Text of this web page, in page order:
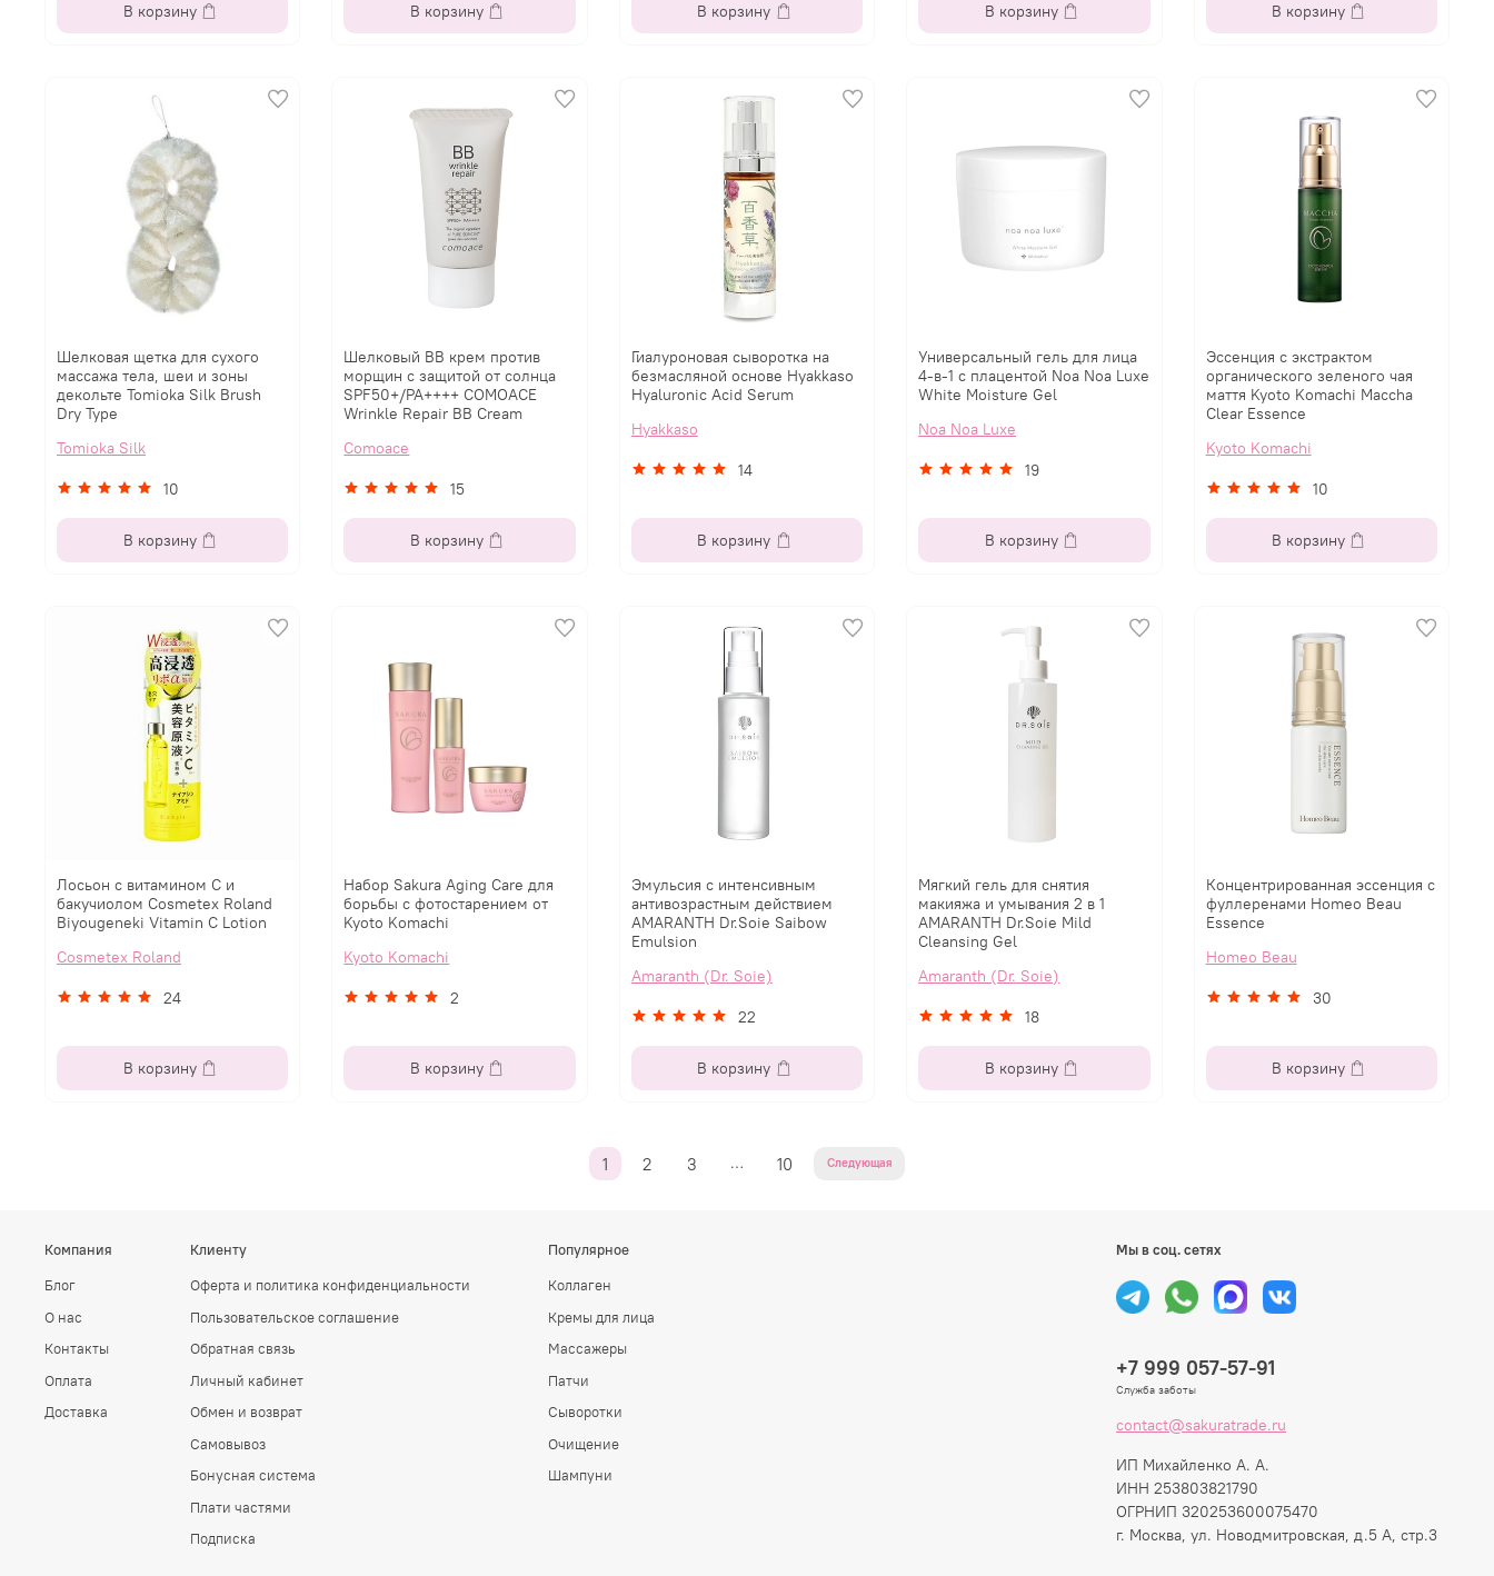
В корзину В корзину В корзину В корзину В корзину
Шелковая щетка для сухого
массажа тела, шеи и зоны
декольте Tomioka Silk Brush
Dry Type
Tomioka Silk
10
В корзину
Шелковый BB крем против
морщин с защитой от солнца
SPF50+/PA++++ COMOACE
Wrinkle Repair BB Cream
Comoace
15
В корзину
Гиалуроновая сыворотка на
безмасляной основе Hyakkaso
Hyaluronic Acid Serum
Hyakkaso
14
В корзину
Универсальный гель для лица
4-в-1 с плацентой Noa Noa Luxe
White Moisture Gel
Noa Noa Luxe
19
В корзину
Эссенция с экстрактом
органического зеленого чая
маття Kyoto Komachi Maccha
Clear Essence
Kyoto Komachi
10
В корзину
Лосьон с витамином С и
бакучиолом Cosmetex Roland
Biyougeneki Vitamin C Lotion
Cosmetex Roland
24
В корзину
Набор Sakura Aging Care для
борьбы с фотостарением от
Kyoto Komachi
Kyoto Komachi
2
В корзину
Эмульсия с интенсивным
антивозрастным действием
AMARANTH Dr.Soie Saibow
Emulsion
Amaranth (Dr. Soie)
22
В корзину
Мягкий гель для снятия
макияжа и умывания 2 в 1
AMARANTH Dr.Soie Mild
Cleansing Gel
Amaranth (Dr. Soie)
18
В корзину
Концентрированная эссенция с
фуллеренами Homeo Beau
Essence
Homeo Beau
30
В корзину
1 2 3 … 10 Следующая
Компания
Блог
О нас
Контакты
Оплата
Доставка
Клиенту
Оферта и политика конфиденциальности
Пользовательское соглашение
Обратная связь
Личный кабинет
Обмен и возврат
Самовывоз
Бонусная система
Плати частями
Подписка
Популярное
Коллаген
Кремы для лица
Массажеры
Патчи
Сыворотки
Очищение
Шампуни
Мы в соц. сетях
+7 999 057-57-91
Служба заботы
contact@sakuratrade.ru
ИП Михайленко А. А.
ИНН 253803821790
ОГРНИП 320253600075470
г. Москва, ул. Новодмитровская, д.5 А, стр.3